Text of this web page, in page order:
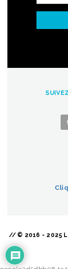
// © 2016 - 2025